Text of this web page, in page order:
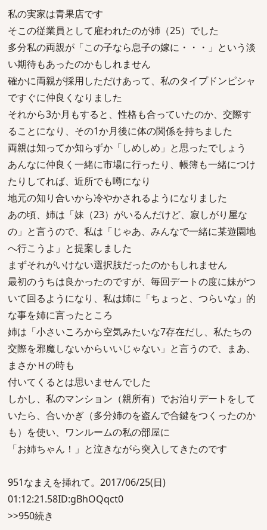
私の実家は青果店です
そこの従業員として雇われたのが姉（25）でした
多分私の両親が「この子なら息子の嫁に・・・」という淡
い期待もあったのかもしれません
確かに両親が採用しただけあって、私のタイプドンピシャ
ですぐに仲良くなりました
それから3か月もすると、性格も合っていたのか、交際す
ることになり、その1か月後に体の関係を持ちました
両親は知ってか知らずか「しめしめ」と思ったでしょう
あんなに仲良く一緒に市場に行ったり、帳簿も一緒につけ
たりしてれば、近所でも噂になり
地元の知り合いから冷やかされるようになりました
あの頃、姉は「妹（23）がいるんだけど、寂しがり屋な
の」と言うので、私は「じゃあ、みんなで一緒に某遊園地
へ行こうよ」と提案しました
まずそれがいけない選択肢だったのかもしれません
最初のうちは良かったのですが、毎回デートの度に妹がつ
いて回るようになり、私は姉に「ちょっと、つらいな」的
な事を姉に言ったところ
姉は「小さいころから空気みたいな7存在だし、私たちの
交際を邪魔しないからいいじゃない」と言うので、まあ、
まさかＨの時も
付いてくるとは思いませんでした
しかし、私のマンション（親所有）でお泊りデートをして
いたら、合いかぎ（多分姉のを盗んで合鍵をつくったのか
も）を使い、ワンルームの私の部屋に
「お姉ちゃん！」と泣きながら突入してきたのです
951なまえを挿れて。2017/06/25(日)
01:12:21.58ID:gBhOQqct0
>>950続き